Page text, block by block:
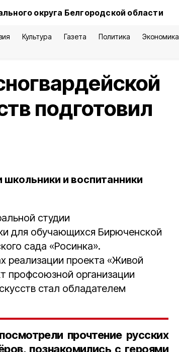
округа Белгородской области
Культура Газета Политика Экономика
подготовил
и воспитанники
студии
для обучающихся Бирюченской
сада «Росинка».
реализации проекта «Живой
профсоюзной организации
стал обладателем
прочтение русских
познакомились с героями